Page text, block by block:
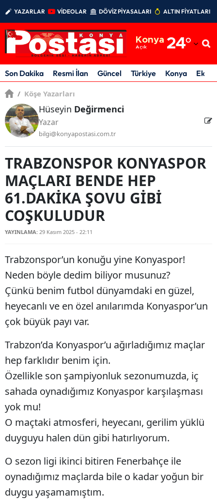
YAZARLAR VİDEOLAR DÖVİZ PİYASALARI ALTIN FİYATLARI
Konya
Açık 24°
Adıyaman
Afyonkarahisar
Antalya
Artvin
Aydın
Bitlis
Bolu
Burdur
Çanakkale
Çorum
Diyarbakır
Elazığ
Erzincan
Son Dakika Resmi İlan Güncel Türkiye Konya
/ Köşe Yazarları
Hüseyin Değirmenci
Yazar
bilgi@konyapostasi.com.tr
TRABZONSPOR KONYASPOR
MAÇLARI BENDE HEP
61.DAKİKA ŞOVU GİBİ
COŞKULUDUR
YAYINLAMA: 29 Kasım 2025 - 22:11
Trabzonspor’un konuğu yine Konyaspor!
Neden böyle dedim biliyor musunuz?
Çünkü benim futbol dünyamdaki en güzel,
heyecanlı ve en özel anılarımda Konyaspor’un
çok büyük payı var.
Trabzon’da Konyaspor’u ağırladığımız maçlar
hep farklıdır benim için.
Özellikle son şampiyonluk sezonumuzda, iç
sahada oynadığımız Konyaspor karşılaşması
yok mu!
O maçtaki atmosferi, heyecanı, gerilim yüklü
duyguyu halen dün gibi hatırlıyorum.
O sezon ligi ikinci bitiren Fenerbahçe ile
oynadığımız maçlarda bile o kadar yoğun bir
duygu yaşamamıştım.